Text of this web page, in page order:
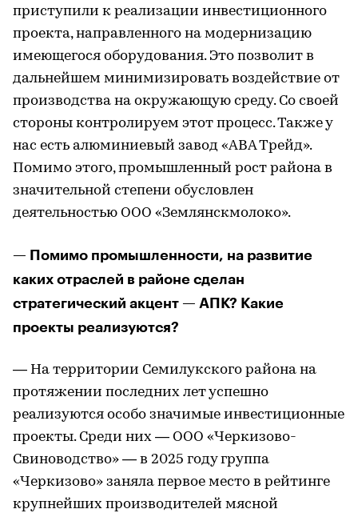
приступили к реализации инвестиционного
проекта, направленного на модернизацию
имеющегося оборудования. Это позволит в
дальнейшем минимизировать воздействие от
производства на окружающую среду. Со своей
стороны контролируем этот процесс. Также у
нас есть алюминиевый завод «АВА Трейд».
Помимо этого, промышленный рост района в
значительной степени обусловлен
деятельностью ООО «Землянскмолоко».
— Помимо промышленности, на развитие
каких отраслей в районе сделан
стратегический акцент — АПК? Какие
проекты реализуются?
— На территории Семилукского района на
протяжении последних лет успешно
реализуются особо значимые инвестиционные
проекты. Среди них — ООО «Черкизово-
Свиноводство» — в 2025 году группа
«Черкизово» заняла первое место в рейтинге
крупнейших производителей мясной